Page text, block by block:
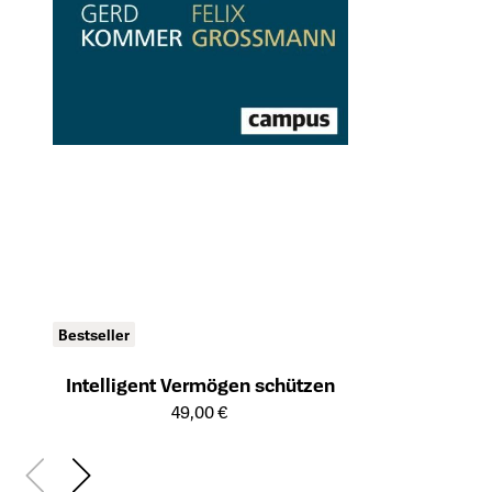
Bestseller
Intelligent Vermögen schützen
Öffnet die Detailseite des Produkts
49,00 €